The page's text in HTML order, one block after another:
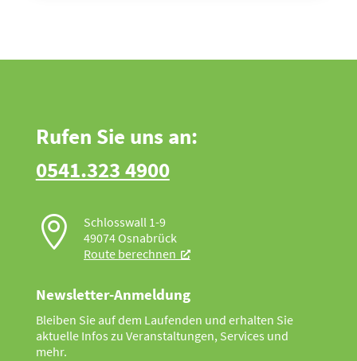
Rufen Sie uns an:
0541.323 4900

Schlosswall 1-9
49074 Osnabrück
Route berechnen
Newsletter-Anmeldung
Bleiben Sie auf dem Laufenden und erhalten Sie
aktuelle Infos zu Veranstaltungen, Services und
mehr.